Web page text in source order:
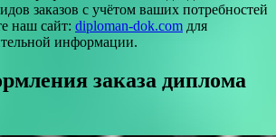
заказов с учётом ваших потребностей
наш сайт: diploman-dok.com для
информации.
заказа диплома